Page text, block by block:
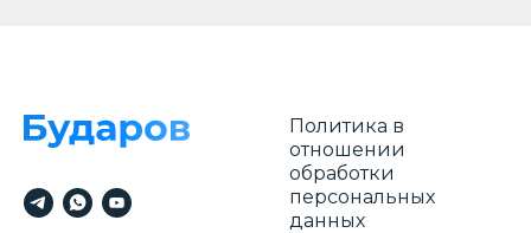
Политика в
отношении
обработки
персональных
данных